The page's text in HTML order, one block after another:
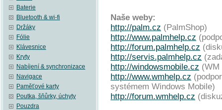
Baterie
Bluetooth & wi-fi
Držáky
Fólie
Klávesnice
Kryty
Nabíjení & synchronizace
Navigace
Paměťové karty
Poutka, šňůrky, úchyty
Pouzdra
Naše weby:
http://palm.cz (PalmShop)
http://www.palmhelp.cz
http://forum.palmhelp.cz
http://servis.palmhelp.cz
http://windowsmobile.cz (WM
http://www.wmhelp.cz
systémem Windows Mobile)
http://forum.wmhelp.cz